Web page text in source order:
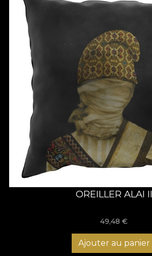
OREILLER ALAI II
49,48 €
Ajouter au panier